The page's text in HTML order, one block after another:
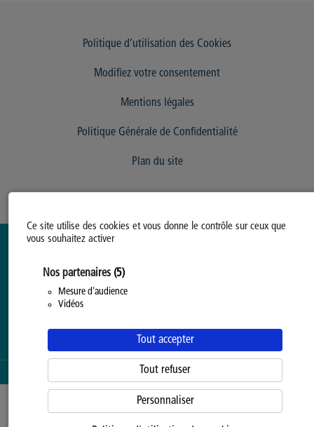
Ce site utilise des cookies et vous donne le contrôle sur ceux que
vous souhaitez activer
Nos partenaires (5)
Mesure d'audience
Vidéos
Tout accepter
Tout refuser
Personnaliser
Politique d’utilisation des Cookies
Modifiez votre consentement
Mentions légales
Politique Générale de Confidentialité
Plan du site